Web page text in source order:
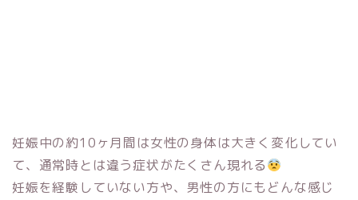
妊娠中の約10ヶ月間は女性の身体は大きく変化してい
て、通常時とは違う症状がたくさん現れる
妊娠を経験していない方や、男性の方にもどんな感じ